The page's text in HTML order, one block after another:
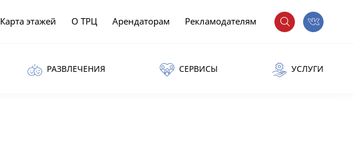
Карта этажей О ТРЦ Арендаторам Рекламодателям
РАЗВЛЕЧЕНИЯ СЕРВИСЫ УСЛУГИ